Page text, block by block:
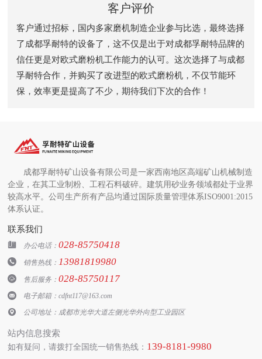
客户评价
客户通过招标，国内多家磨机制造企业参与比选，最终选择
了成都孚耐特的设备了，这不仅是出于对成都孚耐特品牌的
信任更是对欧式磨粉机工作能力的认可。这次选择了与成都
孚耐特合作，并购买了改进型的欧式磨粉机，不仅节能环
保，效率更是提高了不少，期待我们下次的合作！
成都孚耐特矿山设备有限公司是一家西南地区高端矿山机械制造
企业，在其工业制粉、工程石料破碎。建筑用砂业务领域都处于业界
较高水平。公司生产所有产品均通过国际质量管理体系ISO9001:2015
体系认证。
联系我们
 办公电话： 028-85750418
 销售热线： 13981819980
 售后服务： 028-85750117
 电子邮箱：cdfnt117@163.com
 公司地址：成都市光华大道左侧光华外向型工业园区
站内信息搜索
如有疑问，请拨打全国统一销售热线： 139-8181-9980